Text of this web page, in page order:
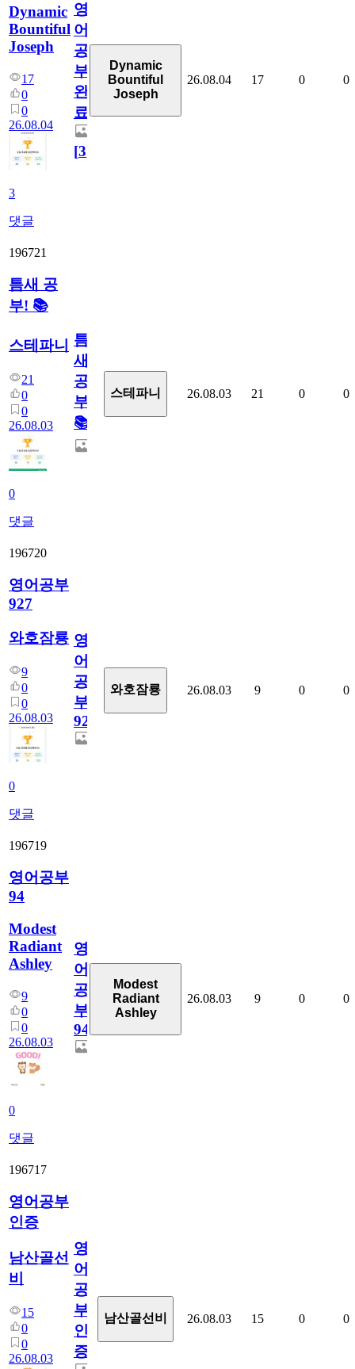
Dynamic
Bountiful
Joseph
17
0
0
26.08.04
3
댓글
영
어
공
부
완
료
[3]
Dynamic
Bountiful
Joseph
26.08.04 17 0 0
196721
틈새 공
부! 📚
스테파니
21
0
0
26.08.03
0
댓글
틈
새
공
부!
📚
스테파니 26.08.03 21 0 0
196720
영어공부
927
와호잠룡
9
0
0
26.08.03
0
댓글
영
어
공
부
927
와호잠룡 26.08.03 9 0 0
196719
영어공부
94
Modest
Radiant
Ashley
9
0
0
26.08.03
0
댓글
영
어
공
부
94
Modest
Radiant
Ashley
26.08.03 9 0 0
196717
영어공부
인증
남산골선
비
15
0
0
26.08.03
영
어
공
부
인
증
남산골선비 26.08.03 15 0 0